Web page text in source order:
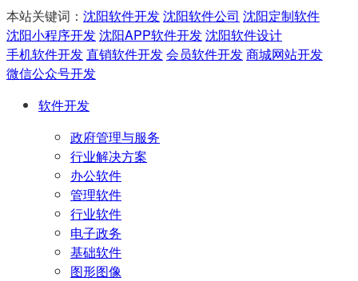
本站关键词： 沈阳软件开发沈阳软件公司 沈阳定制软件
沈阳小程序开发沈阳APP软件开发沈阳软件设计
手机软件开发直销软件开发会员软件开发商城网站开发
微信公众号开发
软件开发
政府管理与服务
行业解决方案
办公软件
管理软件
行业软件
电子政务
基础软件
图形图像